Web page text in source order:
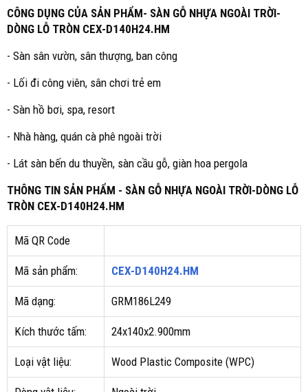
CÔNG DỤNG CỦA SẢN PHẨM- SÀN GỖ NHỰA NGOÀI TRỜI-
DÒNG LỖ TRÒN CEX-D140H24.HM
- Sàn sân vườn, sân thượng, ban công
- Lối đi công viên, sân chơi trẻ em
- Sàn hồ bơi, spa, resort
- Nhà hàng, quán cà phê ngoài trời
- Lát sàn bến du thuyền, sàn cầu gỗ, giàn hoa pergola
THÔNG TIN SẢN PHẨM - SÀN GỖ NHỰA NGOÀI TRỜI-DÒNG LỖ
TRÒN CEX-D140H24.HM
Mã QR Code
Mã sản phẩm: CEX-D140H24.HM
Mã dạng: GRM186L249
Kích thước tấm: 24x140x2.900mm
Loại vật liệu: Wood Plastic Composite (WPC)